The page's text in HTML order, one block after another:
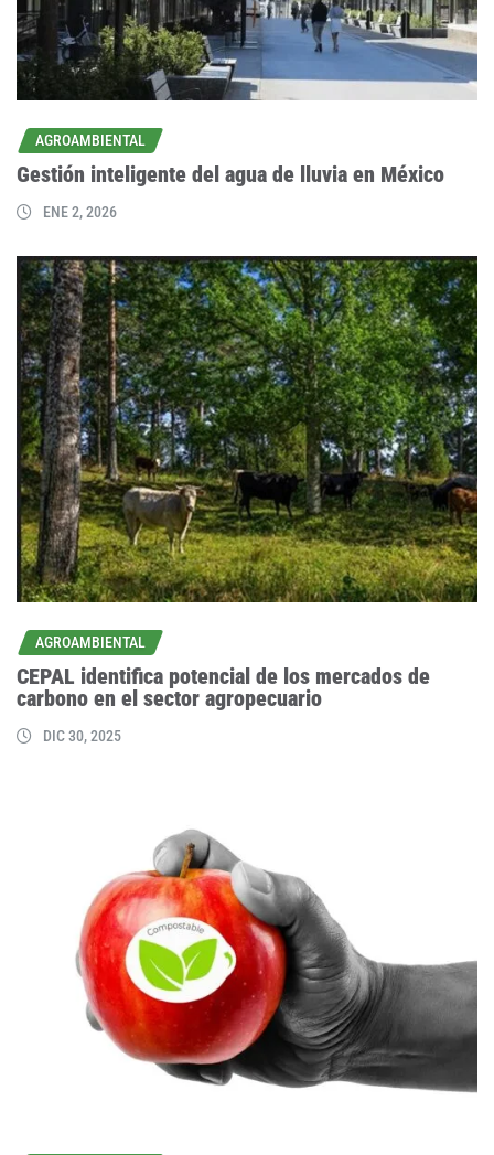
AGROAMBIENTAL
Gestión inteligente del agua de lluvia en México
ENE 2, 2026
AGROAMBIENTAL
CEPAL identifica potencial de los mercados de
carbono en el sector agropecuario
DIC 30, 2025